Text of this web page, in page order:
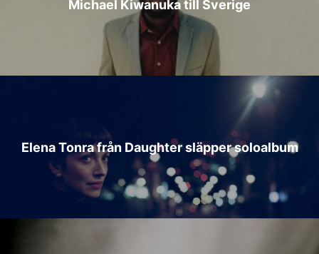
Michael Kiwanuka till Sverige
Elena Tonra från Daughter släpper soloalbum